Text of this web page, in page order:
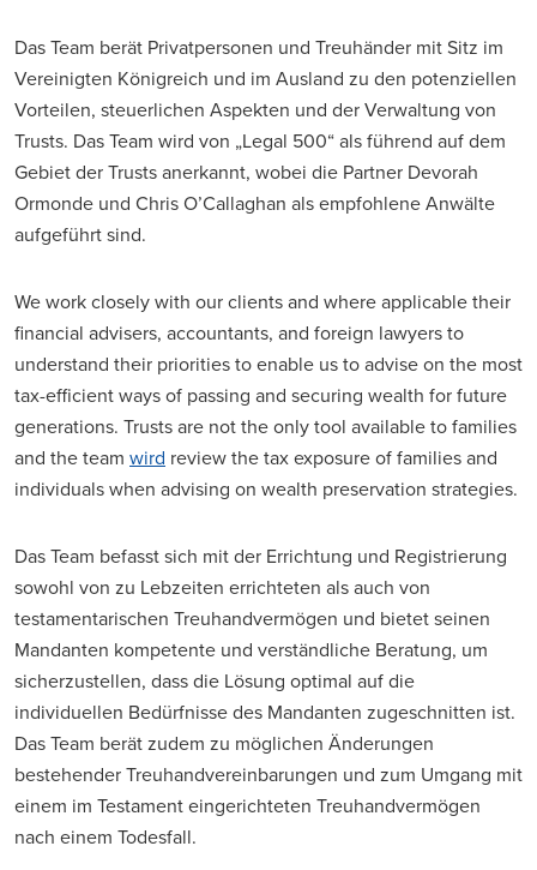
Das Team berät Privatpersonen und Treuhänder mit Sitz im
Vereinigten Königreich und im Ausland zu den potenziellen
Vorteilen, steuerlichen Aspekten und der Verwaltung von
Trusts. Das Team wird von „Legal 500“ als führend auf dem
Gebiet der Trusts anerkannt, wobei die Partner Devorah
Ormonde und Chris O’Callaghan als empfohlene Anwälte
aufgeführt sind.
We work closely with our clients and where applicable their
financial advisers, accountants, and foreign lawyers to
understand their priorities to enable us to advise on the most
tax-efficient ways of passing and securing wealth for future
generations. Trusts are not the only tool available to families
and the team wird review the tax exposure of families and
individuals when advising on wealth preservation strategies.
Das Team befasst sich mit der Errichtung und Registrierung
sowohl von zu Lebzeiten errichteten als auch von
testamentarischen Treuhandvermögen und bietet seinen
Mandanten kompetente und verständliche Beratung, um
sicherzustellen, dass die Lösung optimal auf die
individuellen Bedürfnisse des Mandanten zugeschnitten ist.
Das Team berät zudem zu möglichen Änderungen
bestehender Treuhandvereinbarungen und zum Umgang mit
einem im Testament eingerichteten Treuhandvermögen
nach einem Todesfall.